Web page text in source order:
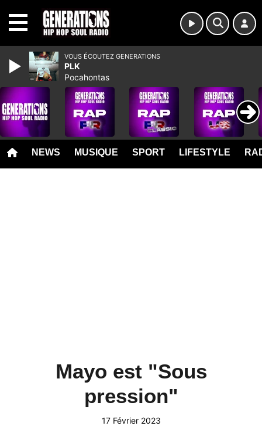
NEWS MUSIQUE SPORT LIFESTYLE
Mayo est "Sous
pression"
17 Février 2023
VOUS ÉCOUTEZ GENERATIONS
PLK
Pocahontas